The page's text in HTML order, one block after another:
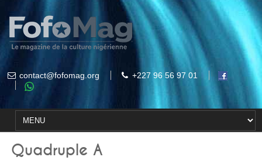
contact@fofomag.org +227 96 56 97 01
Quadruple A